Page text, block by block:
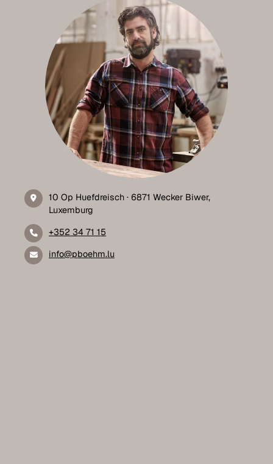
10 Op Huefdreisch · 6871 Wecker Biwer,
Luxemburg
+352 34 71 15
info@pboehm.lu